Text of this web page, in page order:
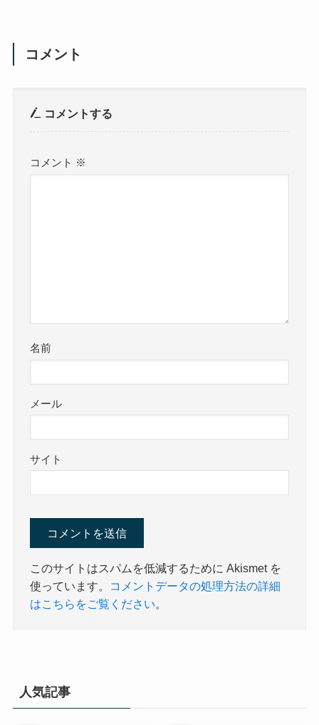
コメント
コメントする
コメント ※
名前
メール
サイト
このサイトはスパムを低減するために Akismet を
使っています。
コメントデータの処理方法の詳細
はこちらをご覧ください。
人気記事